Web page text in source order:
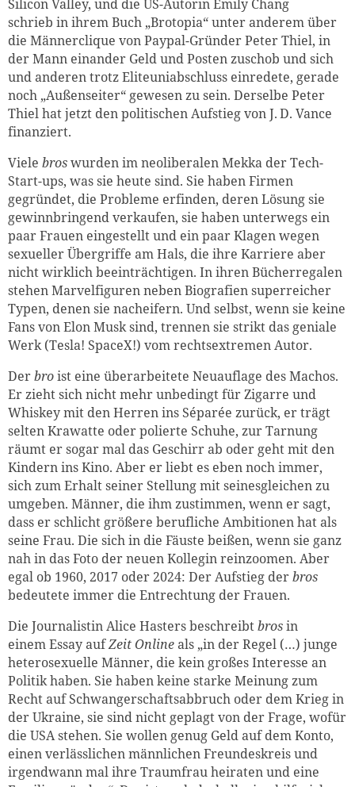
Silicon Valley, und die US-Autorin Emily Chang
schrieb in ihrem Buch „Brotopia“ unter anderem über
die Männerclique von Paypal-Gründer Peter Thiel, in
der Mann einander Geld und Posten zuschob und sich
und anderen trotz Eliteuniabschluss einredete, gerade
noch „Außenseiter“ gewesen zu sein. Derselbe Peter
Thiel hat jetzt den politischen Aufstieg von J. D. Vance
finanziert.
Viele broswurden im neoliberalen Mekka der Tech-
Start-ups, was sie heute sind. Sie haben Firmen
gegründet, die Probleme erfinden, deren Lösung sie
gewinnbringend verkaufen, sie haben unterwegs ein
paar Frauen eingestellt und ein paar Klagen wegen
sexueller Übergriffe am Hals, die ihre Karriere aber
nicht wirklich beeinträchtigen. In ihren Bücherregalen
stehen Marvelfiguren neben Biografien superreicher
Typen, denen sie nach­eifern. Und selbst, wenn sie keine
Fans von Elon Musk sind, trennen sie strikt das geniale
Werk (Tesla! SpaceX!) vom rechtsextremen Autor.
Derbroist eine überarbeitete Neuauflage des Machos.
Er zieht sich nicht mehr unbedingt für Zigarre und
Whiskey mit den Herren ins Séparée zurück, er trägt
selten Krawatte oder polierte Schuhe, zur Tarnung
räumt er sogar mal das Geschirr ab oder geht mit den
Kindern ins Kino. Aber er liebt es eben noch immer,
sich zum Erhalt seiner Stellung mit seinesgleichen zu
umgeben. Männer, die ihm zustimmen, wenn er sagt,
dass er schlicht größere berufliche Ambitionen hat als
seine Frau. Die sich in die Fäuste beißen, wenn sie ganz
nah in das Foto der neuen Kollegin reinzoomen. Aber
egal ob 1960, 2017 oder 2024: Der Aufstieg derbros
bedeutete immer die Entrechtung der Frauen.
Die Journalistin Alice Hasters beschreibtbrosin
einem Essay aufZeit Onlineals „in der Regel (…) junge
heterosexuelle Männer, die kein großes Interesse an
Politik haben. Sie haben keine starke Meinung zum
Recht auf Schwangerschaftsabbruch oder dem Krieg in
der Ukraine, sie sind nicht geplagt von der Frage, wofür
die USA stehen. Sie wollen genug Geld auf dem Konto,
einen verlässlichen männlichen Freundeskreis und
irgendwann mal ihre Traumfrau heiraten und eine